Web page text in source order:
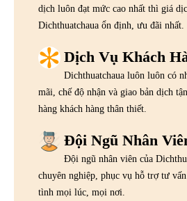
dịch luôn đạt mức cao nhất thì giá
Dichthuatchaua ổn định, ưu đãi nhất.
Dịch Vụ Khách
Dichthuatchaua luôn luôn có
mãi, chế độ nhận và giao bản dịch
hàng khách hàng thân thiết.
Đội Ngũ Nhân
Đội ngũ nhân viên của
chuyên nghiệp, phục vụ hỗ trợ tư
tình mọi lúc, mọi nơi.